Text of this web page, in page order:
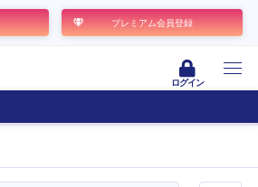
プレミアム会員登録
ログイン